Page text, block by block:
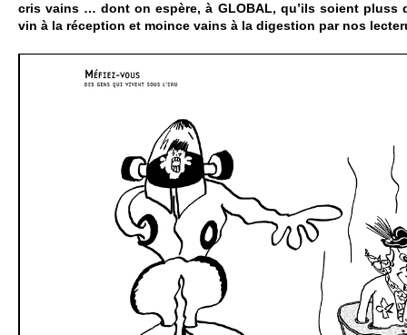
cris vains … dont on espère, à GLOBAL, qu’ils so­ient pluss
vin à la réce­ption et moince vains à la digestion par nos